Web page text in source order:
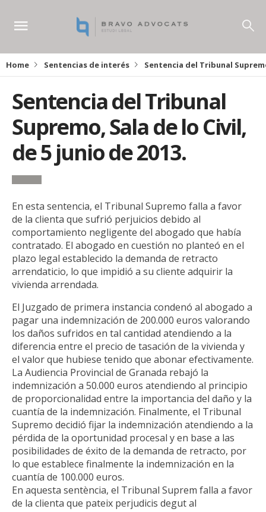
Home Sentencias de interés Sentencia del Tribunal
Sentencia del Tribunal
Supremo, Sala de lo Civil,
de 5 junio de 2013.
En esta sentencia, el Tribunal Supremo falla a favor
de la clienta que sufrió perjuicios debido al
comportamiento negligente del abogado que había
contratado. El abogado en cuestión no planteó en el
plazo legal establecido la demanda de retracto
arrendaticio, lo que impidió a su cliente adquirir la
vivienda arrendada.
El Juzgado de primera instancia condenó al abogado a
pagar una indemnización de 200.000 euros valorando
los daños sufridos en tal cantidad atendiendo a la
diferencia entre el precio de tasación de la vivienda y
el valor que hubiese tenido que abonar efectivamente.
La Audiencia Provincial de Granada rebajó la
indemnización a 50.000 euros atendiendo al principio
de proporcionalidad entre la importancia del daño y la
cuantía de la indemnización. Finalmente, el Tribunal
Supremo decidió fijar la indemnización atendiendo a la
pérdida de la oportunidad procesal y en base a las
posibilidades de éxito de la demanda de retracto, por
lo que establece finalmente la indemnización en la
cuantía de 100.000 euros.
En aquesta sentència, el Tribunal Suprem falla a favor
de la clienta que pateix perjudicis degut al